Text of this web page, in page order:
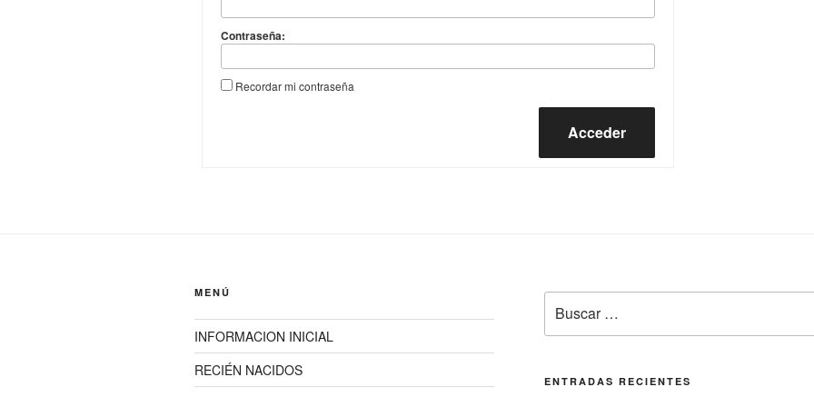
Contraseña:
Recordar mi contraseña
Acceder
MENÚ
INFORMACION INICIAL
RECIÉN NACIDOS
por:
ENTRADAS RECIENTES